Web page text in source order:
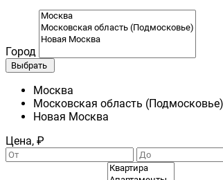
Город
Выбрать
Москва
Московская область (Подмосковье)
Новая Москва
Цена, ₽